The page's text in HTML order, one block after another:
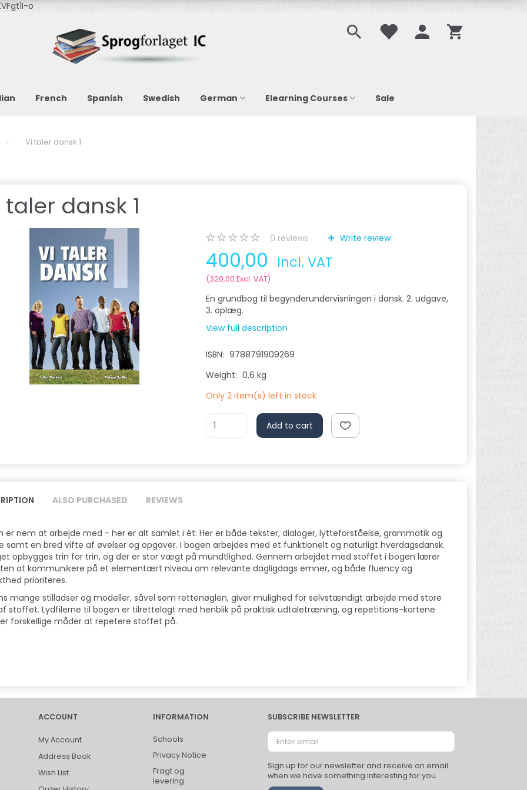
o
French Spanish Swedish German Elearning Courses Sale
Vi taler dansk 1
taler dansk 1
0 reviews Write review
400,00 Incl. VAT
(320,00 Excl. VAT)
En grundbog til begynderundervisningen i dansk. 2. udgave,
3. oplæg.
View full description
ISBN: 9788791909269
Weight: 0,6 kg
Only 2 item(s) left in stock
Add to cart
ALSO PURCHASED REVIEWS
er nem at arbejde med - her er alt samlet i ét: Her er både tekster, dialoger, lytteforståelse, grammatik og
samt en bred vifte af øvelser og opgaver. I bogen arbejdes med et funktionelt og naturligt hverdagsdansk.
opbygges trin for trin, og der er stor vægt på mundtlighed. Gennem arbejdet med stoffet i bogen lærer
at kommunikere på et elementært niveau om relevante dagligdags emner, og både fluency og
prioriteres.
mange stilladser og modeller, såvel som rettenøglen, giver mulighed for selvstændigt arbejde med store
stoffet. Lydfilerne til bogen er tilrettelagt med henblik på praktisk udtaletræning, og repetitions-kortene
forskellige måder at repetere stoffet på.
ACCOUNT
My Account
Address Book
Wish List
INFORMATION
Schools
Privacy Notice
Fragt og
levering
SUBSCRIBE NEWSLETTER
Enter
email
Sign up for our newsletter and receive an email
when we have something interesting for you.